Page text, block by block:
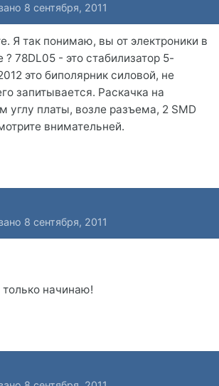
8 сентября, 2011
Я так понимаю, вы от электроники в
? 78DL05 - это стабилизатор 5-
это биполярник силовой, не
запитывается. Раскачка на
углу платы, возле разъема, 2 SMD
внимательней.
8 сентября, 2011
начинаю!